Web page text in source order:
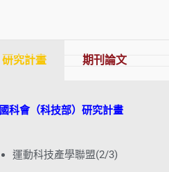
研究計畫 期刊論文
國科會（科技部）研究計畫
運動科技產學聯盟(2/3)